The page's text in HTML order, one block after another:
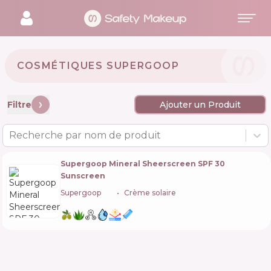
COSMÉTIQUES SUPERGOOP 🇺🇸
Filtre Ajouter un Produit
Recherche par nom de produit
Supergoop Mineral Sheerscreen SPF 30
Sunscreen
Supergoop
Crème solaire